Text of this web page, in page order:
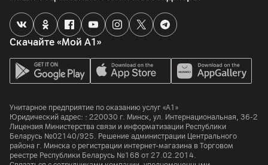
Скачайте «Мой А1»
Унитарное предприятие по оказанию услуг «А1»
Юридический адрес: : 220030 г. Минск, ул. Интернациональная, 36-2
Лицензия Министерства связи и информатизации Республики
Беларусь №02140/925. Решение администрации Центрального
района г. Минска о регистрации интернет-магазина в Торговом
реестре Республики Беларусь №168 от 27.02.2014.